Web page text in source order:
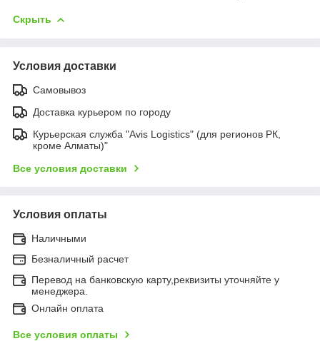
Скрыть
Условия доставки
Самовывоз
Доставка курьером по городу
Курьерская служба "Avis Logistics" (для регионов РК,
кроме Алматы)"
Все условия доставки
Условия оплаты
Наличными
Безналичный расчет
Перевод на банковскую карту,реквизиты уточняйте у
менеджера.
Онлайн оплата
Все условия оплаты